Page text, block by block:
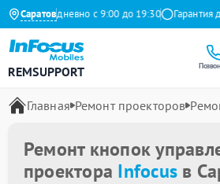
Саратов
Ежедневно с 9:00 до 19:30 Гарантия до
REMSUPPORT
Главная Ремонт проекторов
Ремонт кнопок
проектора Infocus в